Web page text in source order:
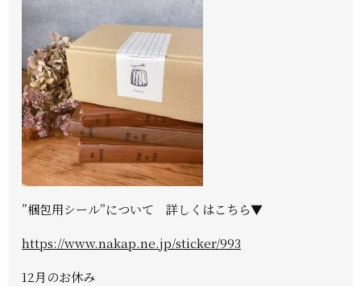
”梱包用シール”について 詳しくはこちら▼
https://www.nakap.ne.jp/sticker/993
12月のお休み